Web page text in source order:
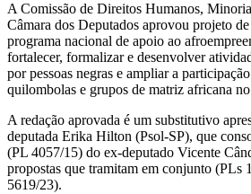
A Comissão de Direitos Humanos,
Câmara dos Deputados aprovou projeto
programa nacional de apoio ao
fortalecer, formalizar e desenvolver
por pessoas negras e ampliar a
quilombolas e grupos de matriz africana
A redação aprovada é um substitutivo
deputada Erika Hilton (Psol-SP), que
(PL 4057/15) do ex-deputado Vicente
propostas que tramitam em conjunto (PLs
5619/23).